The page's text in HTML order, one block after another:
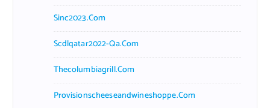
Sinc2023.com
Scdlqatar2022-Qa.com
Thecolumbiagrill.com
Provisionscheeseandwineshoppe.com